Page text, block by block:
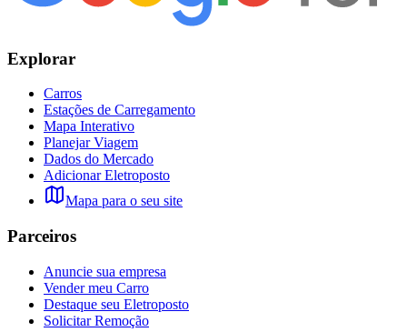
Explorar
Carros
Estações de Carregamento
Mapa Interativo
Planejar Viagem
Dados do Mercado
Adicionar Eletroposto
Mapa para o seu site
Parceiros
Anuncie sua empresa
Vender meu Carro
Destaque seu Eletroposto
Solicitar Remoção